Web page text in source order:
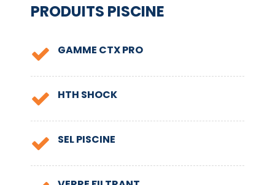
PRODUITS PISCINE
GAMME CTX PRO
HTH SHOCK
SEL PISCINE